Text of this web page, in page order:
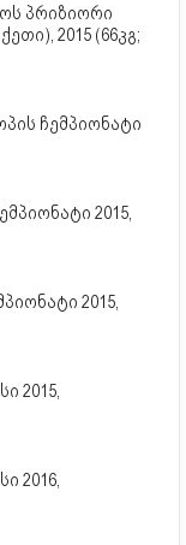
პრიზიორი
2015 (66კგ;
ჩემპიონატი
2015,
2015,
2015,
2016,